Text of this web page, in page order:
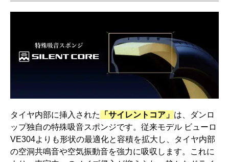
タイヤ内部に挿入された 「サイレントコア」 は、ダンロ
ップ独自の特殊吸音スポンジです。従来モデル ビューロ
VE304よりも形状の最適化と容積を拡大し、タイヤ内部
の空洞共鳴音や空気振動音を強力に吸収します。これに